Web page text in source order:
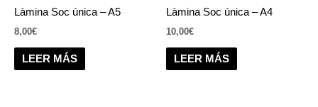
Làmina Soc única – A5
8,00€
LEER MÁS
Làmina Soc única – A4
10,00€
LEER MÁS